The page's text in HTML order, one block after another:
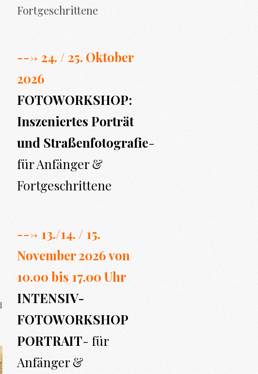
Fortgeschrittene
---> 24. / 25. Oktober
2026
FOTOWORKSHOP:
Inszeniertes Porträt
und Straßenfotografie-
für Anfänger &
Fortgeschrittene
---> 13./14. / 15.
November 2026 von
10.00 bis 17.00 Uhr
INTENSIV-
FOTOWORKSHOP
PORTRAIT- für
Anfänger &